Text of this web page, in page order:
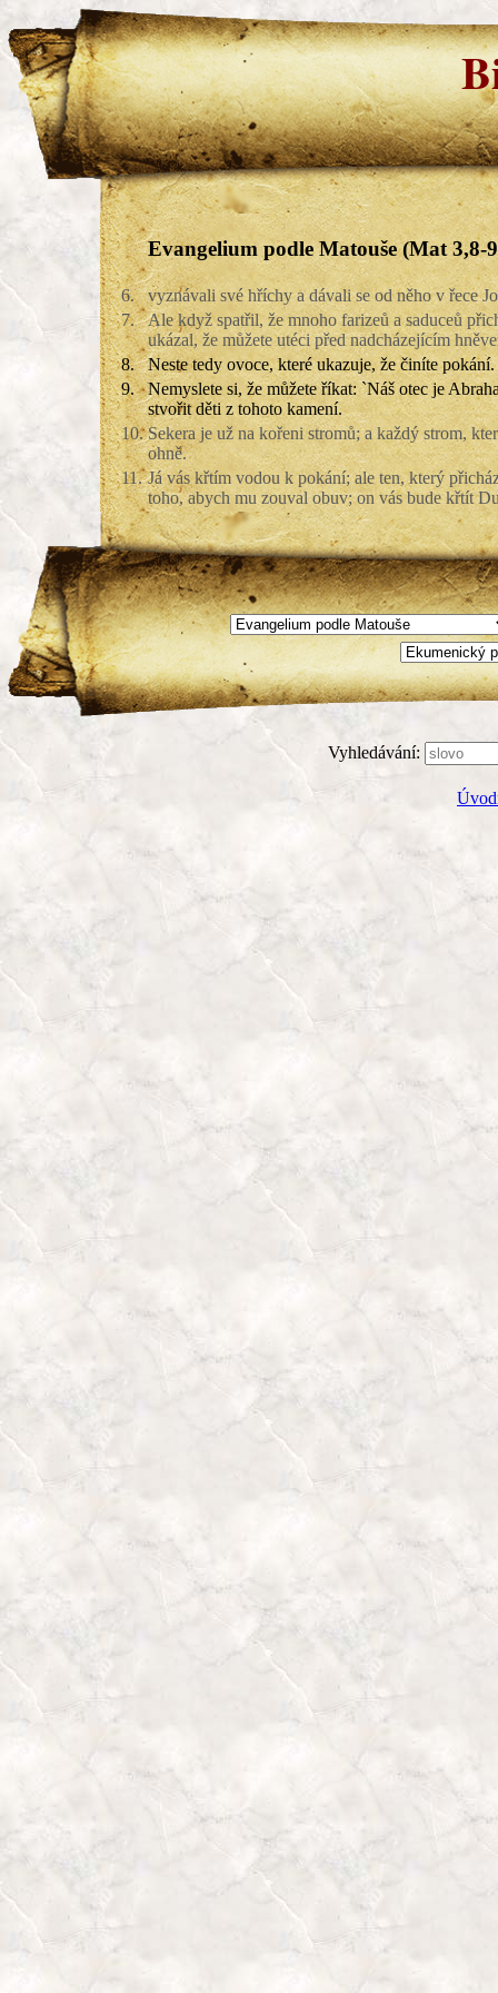
Evangelium podle Matouše (Mat 3,8-
6.
vyznávali své hříchy a dávali se od něho v řece
7.
Ale když spatřil, že mnoho farizeů a saduceů
ukázal, že můžete utéci před nadcházejícím
8.
Neste tedy ovoce, které ukazuje, že činíte pokání.
9.
Nemyslete si, že můžete říkat: `Náš otec je
stvořit děti z tohoto kamení.
10. Sekera je už na kořeni stromů; a každý strom,
ohně.
11. Já vás křtím vodou k pokání; ale ten, který
toho, abych mu zouval obuv; on vás bude křtít
Vyhledávání: